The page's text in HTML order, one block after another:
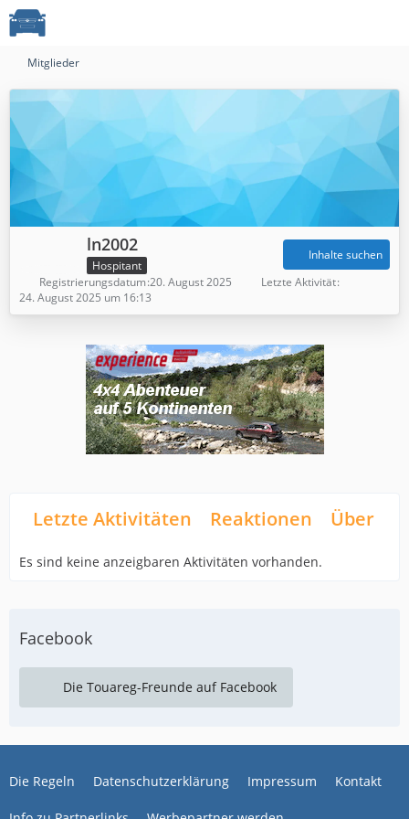
Mitglieder
ln2002
Hospitant
Inhalte suchen
Registrierungsdatum 20. August 2025
Letzte Aktivität
24. August 2025 um 16:13
Letzte Aktivitäten Reaktionen Über
Es sind keine anzeigbaren Aktivitäten vorhanden.
Facebook
Die Touareg-Freunde auf Facebook
Die Regeln Datenschutzerklärung Impressum Kontakt